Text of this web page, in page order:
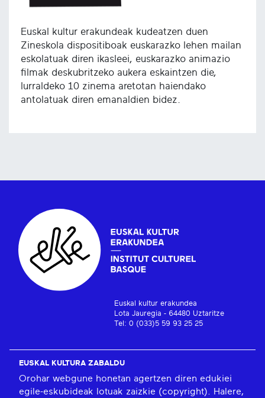
Euskal kultur erakundeak kudeatzen duen
Zineskola dispositiboak euskarazko lehen mailan
eskolatuak diren ikasleei, euskarazko animazio
filmak deskubritzeko aukera eskaintzen die,
lurraldeko 10 zinema aretotan haiendako
antolatuak diren emanaldien bidez.
Euskal kultur erakundea
Lota Jauregia - 64480 Uztaritze
Tel: 0 (033)5 59 93 25 25
EUSKAL KULTURA ZABALDU
Orohar webgune honetan agertzen diren edukiei
egile-eskubideak lotuak zaizkie (copyright). Halere,